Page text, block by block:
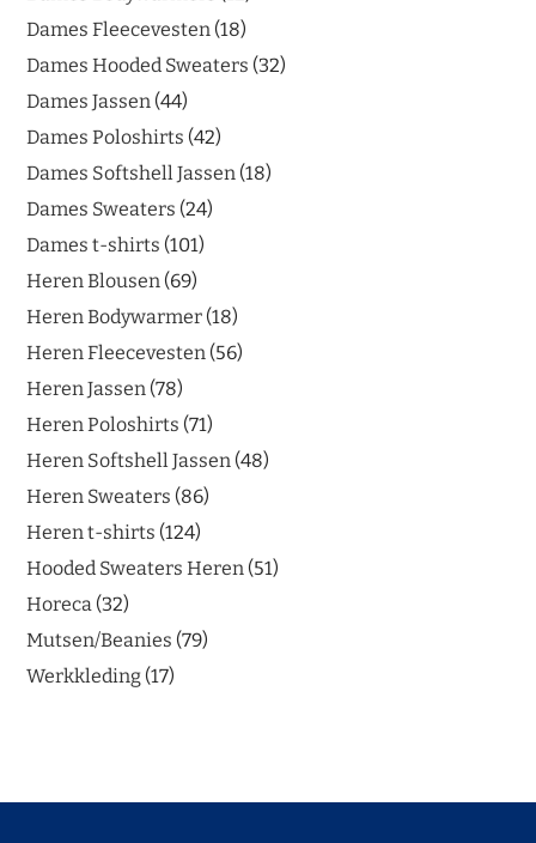
Dames Fleecevesten 18
Dames Hooded Sweaters 32
Dames Jassen 44
Dames Poloshirts 42
Dames Softshell Jassen 18
Dames Sweaters 24
Dames t-shirts 101
Heren Blousen 69
Heren Bodywarmer 18
Heren Fleecevesten 56
Heren Jassen 78
Heren Poloshirts 71
Heren Softshell Jassen 48
Heren Sweaters 86
Heren t-shirts 124
Hooded Sweaters Heren 51
Horeca 32
Mutsen/Beanies 79
Werkkleding 17